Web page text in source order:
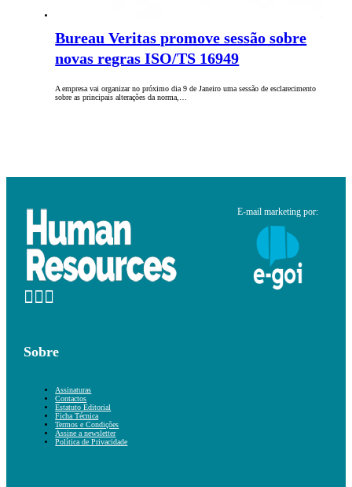
Bureau Veritas promove sessão sobre
novas regras ISO/TS 16949
A empresa vai organizar no próximo dia 9 de Janeiro uma sessão de esclarecimento
sobre as principais alterações da norma,…
E-mail marketing por:
Sobre
Assinaturas
Contactos
Estatuto Editorial
Ficha Técnica
Termos e Condições
Assine a newsletter
Política de Privacidade